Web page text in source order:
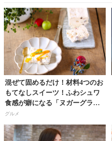
混ぜて固めるだけ！材料4つのお
もてなしスイーツ！ふわシュワ
食感が癖になる「ヌガーグラッ
セ」【料理研究家・フードコー
ディネーター／河瀬璃菜（りな
助）さん】
グルメ